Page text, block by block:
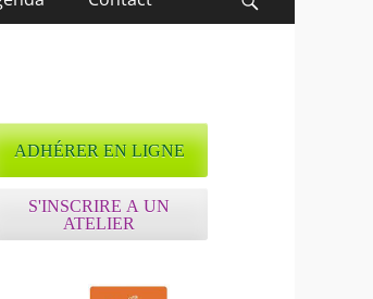
ADHÉRER EN LIGNE
S'INSCRIRE A UN
ATELIER